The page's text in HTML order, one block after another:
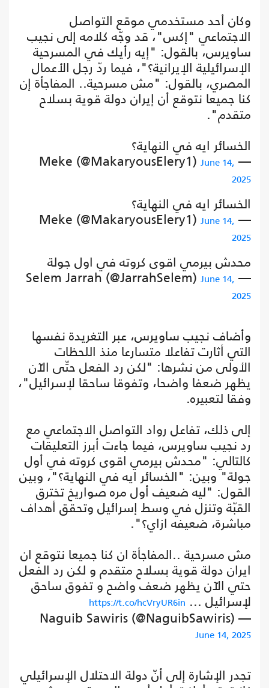
وكان أحد مستخدمي موقع التواصل
الاجتماعي "إكس"، قد وجّه كلامه إلى نجيب
ساويرس، بالقول: "إيه رأيك في المسرحية
الإسرائيلية الإيرانية؟"، فيما ردّ رجل الأعمال
المصري، بالقول: "مش مسرحية.. المفاجأة إن
كنا جميعا نتوقع أن إيران دولة قوية بسلاح
متقدم".
الخسائر ايه في النهاية؟
— Meke (@MakaryousElery1)
June 14,
2025
الخسائر ايه في النهاية؟
— Meke (@MakaryousElery1)
June 14,
2025
محدش بيرمي اقوى كروته في اول جولة
— Selem Jarrah (@JarrahSelem)
June 14,
2025
وأضاف نجيب ساويرس، عبر التغريدة نفسها
التي أثارت تفاعلا متسارعا منذ اللحظات
الأولى من نشرها: "لكن رد الفعل حتّى الآن
يظهر ضعفا واضحا، وتفوقا ساحقا لإسرائيل"،
وفقا لتعبيره.
إلى ذلك، تفاعل رواد التواصل الاجتماعي مع
رد نجيب ساويرس، فيما جاءت أبرز التعليقات
كالتالي: "محدش بيرمي اقوى كروته في أول
جولة" وبين: "الخسائر ايه في النهاية؟"، وبين
القول: "ليه ضعيف أول مره صواريخ تخترق
القبّة وتنزل في وسط إسرائيل وتحقق أهداف
مباشرة، ضعيفه ازاي؟".
مش مسرحية ..المفاجأة ان كنا جميعا نتوقع ان
ايران دولة قوية بسلاح متقدم و لكن رد الفعل
حتي الآن يظهر ضعف واضح و تفوق ساحق
لإسرائيل ... https://t.co/hcVryUR6in
— Naguib Sawiris (@NaguibSawiris)
June 14, 2025
تجدر الإشارة إلى أنّ دولة الاحتلال الإسرائيلي